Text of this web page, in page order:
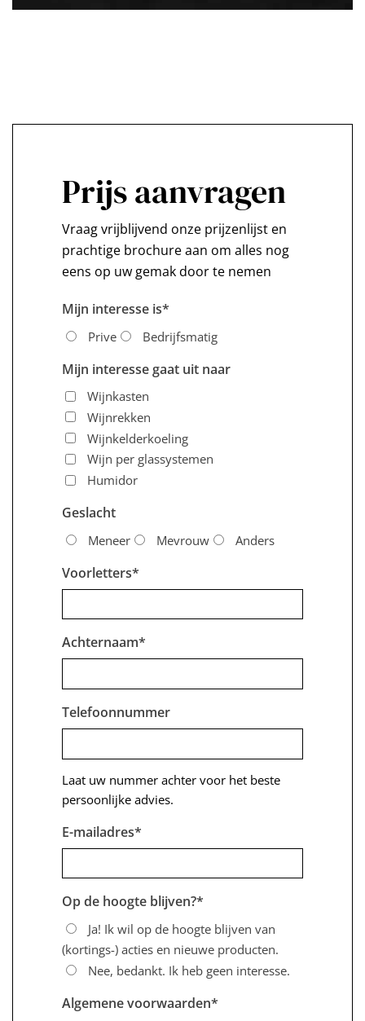
Prijs aanvragen
Vraag vrijblijvend onze prijzenlijst en
prachtige brochure aan om alles nog
eens op uw gemak door te nemen
Mijn interesse is*
Prive Bedrijfsmatig
Mijn interesse gaat uit naar
Wijnkasten
Wijnrekken
Wijnkelderkoeling
Wijn per glassystemen
Humidor
Geslacht
Meneer Mevrouw Anders
Voorletters*
Achternaam*
Telefoonnummer
Laat uw nummer achter voor het beste
persoonlijke advies.
E-mailadres*
Op de hoogte blijven?*
Ja! Ik wil op de hoogte blijven van
(kortings-) acties en nieuwe producten.
Nee, bedankt. Ik heb geen interesse.
Algemene voorwaarden*